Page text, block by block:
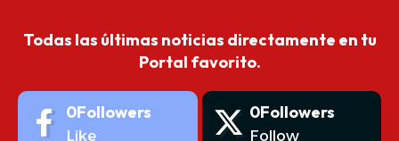
Todas las últimas noticias directamente en tu
Portal favorito.
0Followers
Like
0Followers
Follow